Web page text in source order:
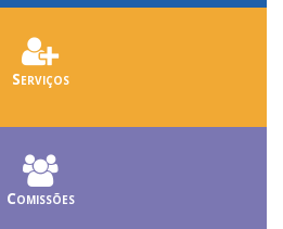
Serviços
Comissões